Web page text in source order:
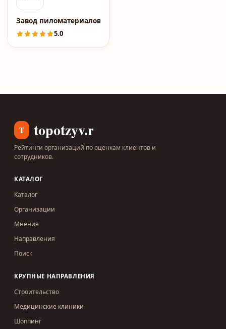
Завод пиломатериалов Pilozavod.ru
5.0
T topotzyv.ru
Рейтинги организаций по оценкам клиентов и
сотрудников.
КАТАЛОГ
Каталог
Организации
Мнения
Направления
Поиск
КРУПНЫЕ НАПРАВЛЕНИЯ
Строительство
Медицинские клиники
Шоппинг